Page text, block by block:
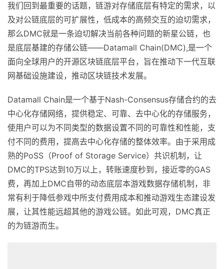
我们回到最重要的话题，链游对存储底层有特定的需求，以
及对公链底层的可扩展性，低成本的高频交互的迫切需求，
那么DMC就是一条迫切解决当前各种问题的新星公链，也
是底层基建的存储公链——Datamall Chain(DMC),是一个
面向全球用户的开源区块链底层平台，旨在推动下一代互联
网基础设施建设，推动区块链技术发展。
Datamall Chain是一个基于Nash-Consensus存储合约的去
中心化存储网络，提供稳定、可靠、去中心化的存储服务，
使用户可以为不同类型的数据设置不同的可靠性和性能，支
付不同的费用，提高去中心化存储的整体效率。由于采用成
熟的PoSS（Proof of Storage Service）共识机制，让
DMC的TPS达到10万以上，转账速度秒到，接近零的GAS
费，再加上DMC自带的动态底层本游戏数据存储机制，非
常有利于降低参戏中所支付费用成本和推动游戏生态建设发
展，让其性能远超其他的游戏公链。如此可观，DMC真正
的为链游而生。